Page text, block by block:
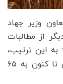
وزیر جهاد
این ترتیب،
مجموع مبالغ واریز شده به حساب گندمکاران تا کنون به ۶۵